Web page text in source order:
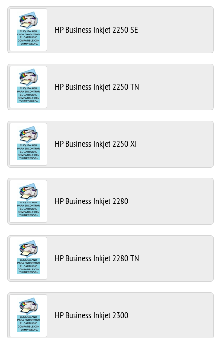
HP Business Inkjet 2250 SE
HP Business Inkjet 2250 TN
HP Business Inkjet 2250 XI
HP Business Inkjet 2280
HP Business Inkjet 2280 TN
HP Business Inkjet 2300